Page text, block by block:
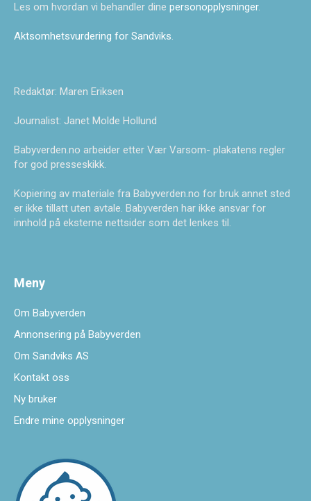
Les om hvordan vi behandler dine personopplysninger.
Aktsomhetsvurdering for Sandviks.
Redaktør: Maren Eriksen
Journalist: Janet Molde Hollund
Babyverden.no arbeider etter Vær Varsom- plakatens regler
for god presseskikk.
Kopiering av materiale fra Babyverden.no for bruk annet sted
er ikke tillatt uten avtale. Babyverden har ikke ansvar for
innhold på eksterne nettsider som det lenkes til.
Meny
Om Babyverden
Annonsering på Babyverden
Om Sandviks AS
Kontakt oss
Ny bruker
Endre mine opplysninger